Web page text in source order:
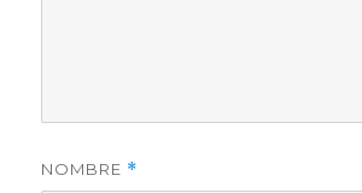
NOMBRE *